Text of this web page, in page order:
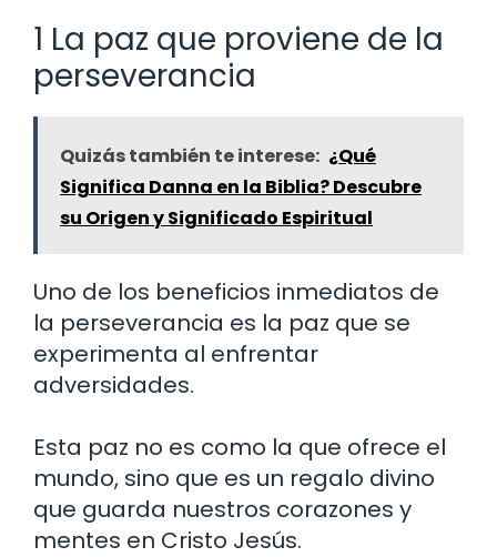
1 La paz que proviene de la
perseverancia
Quizás también te interese: ¿Qué
Significa Danna en la Biblia? Descubre
su Origen y Significado Espiritual
Uno de los beneficios inmediatos de
la perseverancia es la paz que se
experimenta al enfrentar
adversidades.
Esta paz no es como la que ofrece el
mundo, sino que es un regalo divino
que guarda nuestros corazones y
mentes en Cristo Jesús.